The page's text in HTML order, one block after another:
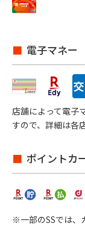
電子マネー
店舗によって電子
すので、詳細は各
ポイントカ
※一部のSSでは、